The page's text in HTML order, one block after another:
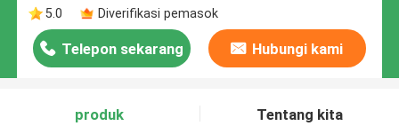
5.0
Diverifikasi pemasok
Telepon sekarang Hubungi kami
produk Tentang kita